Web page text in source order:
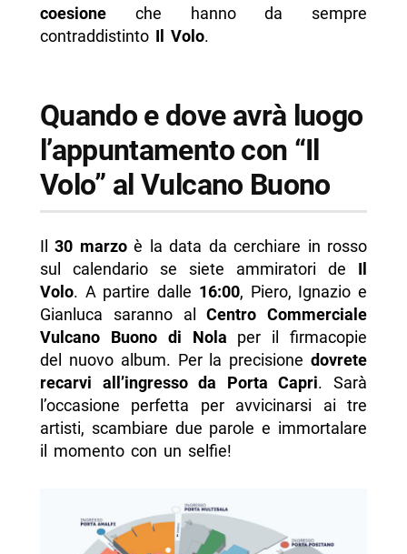
coesioneche hanno da sempre
contraddistinto Il Volo.
Quando e dove avrà luogo
l’appuntamento con “Il
Volo” al Vulcano Buono
Il30 marzoè la data da cerchiare in rosso
sul calendario se siete ammiratori de Il
Volo. A partire dalle 16:00, Piero, Ignazio e
Gianluca saranno alCentro Commerciale
Vulcano Buono di Nola per il firmacopie
del nuovo album. Per la precisionedovrete
recarvi all’ingresso da Porta Capri. Sarà
l’occasione perfetta per avvicinarsi ai tre
artisti, scambiare due parole e immortalare
il momento con un selfie!